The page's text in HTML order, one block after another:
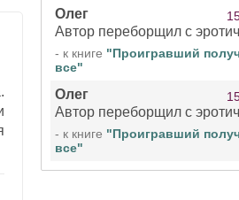
Олег
- к книге "Проигравший
все"
Олег
- к книге "Проигравший
все"